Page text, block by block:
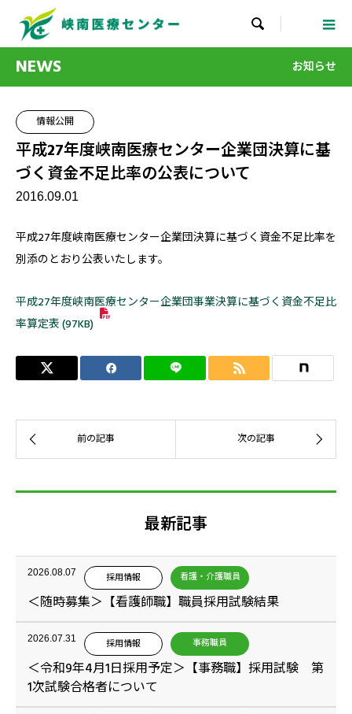

NEWS お知らせ
情報公開
平成27年度峡南医療センター企業団決算に基
づく資金不足比率の公表について
2016.09.01
平成27年度峡南医療センター企業団決算に基づく資金不足比率を
別添のとおり公表いたします。
平成27年度峡南医療センター企業団事業決算に基づく資金不足比
率算定表 (97KB)
最新記事
2026.08.07 採用情報 看護・介護職員
＜随時募集＞【看護師職】職員採用試験結果
2026.07.31 採用情報 事務職員
＜令和9年4月1日採用予定＞【事務職】採用試験 第
1次試験合格者について